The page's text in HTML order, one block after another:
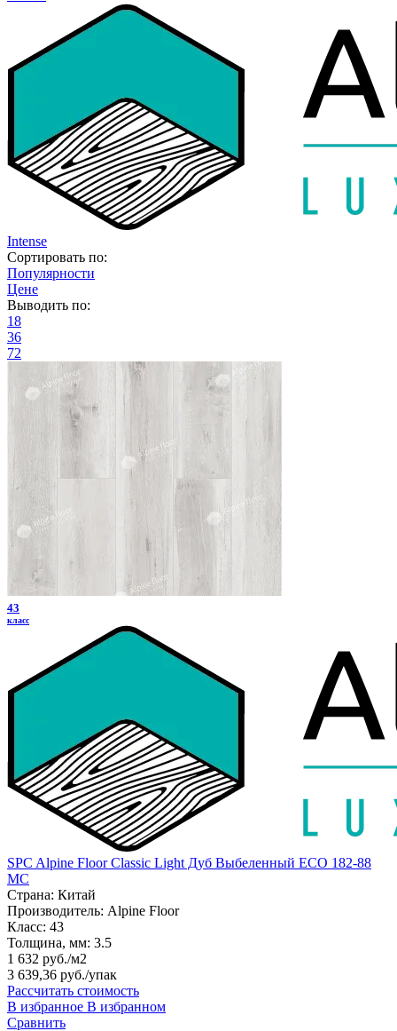
Intense
Сортировать по:
Популярности
Цене
Выводить по:
18
36
72
43
класс
SPC Alpine Floor Classic Light Дуб Выбеленный ECO 182-88
MC
Страна: Китай
Производитель: Alpine Floor
Класс: 43
Толщина, мм: 3.5
1 632 руб./м2
3 639,36 руб./упак
Рассчитать стоимость
В избранное В избранном
Сравнить